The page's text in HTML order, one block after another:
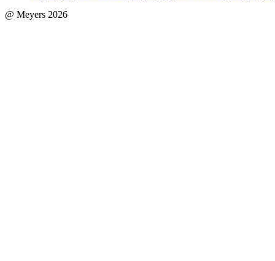
@ Meyers 2026